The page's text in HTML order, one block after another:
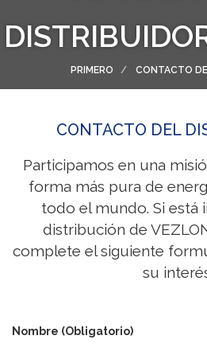
PRIMERO CONTACTO
CONTACTO DEL
Participamos en una
forma más pura de
todo el mundo. Si está
distribución de
complete el siguiente
su
Nombre (Obligatorio)